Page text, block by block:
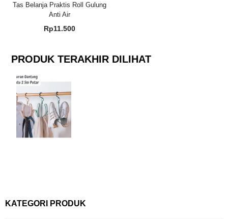
Tas Belanja Praktis Roll Gulung
Anti Air
Rp11.500
PRODUK TERAKHIR DILIHAT
KATEGORI PRODUK